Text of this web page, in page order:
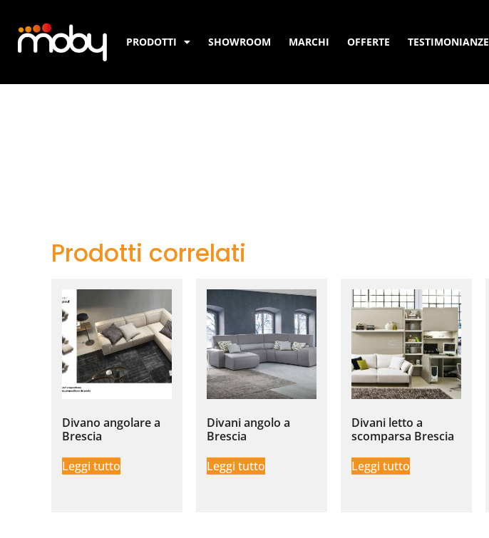
PRODOTTI SHOWROOM MARCHI OFFERTE TESTIMONIANZE
Prodotti correlati
Divano angolare a
Brescia
Leggi tutto
Divani angolo a
Brescia
Leggi tutto
Divani letto a
scomparsa Brescia
Leggi tutto